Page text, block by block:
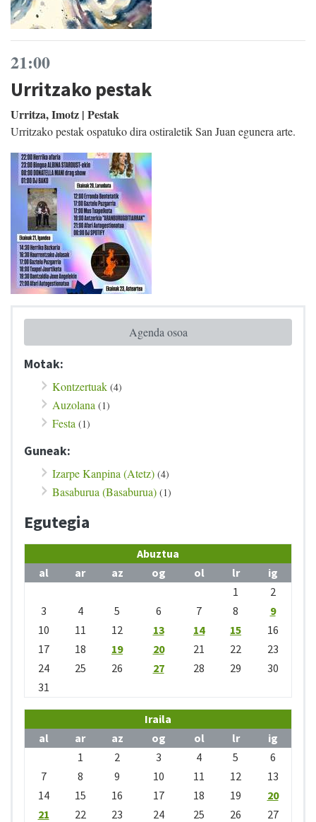
21:00
Urritzako pestak
Urritza, Imotz | Pestak
Urritzako pestak ospatuko dira ostiraletik San Juan egunera arte.
Agenda osoa
Motak:
Kontzertuak (4)
Auzolana (1)
Festa (1)
Guneak:
Izarpe Kanpina (Atetz) (4)
Basaburua (Basaburua) (1)
Egutegia
Abuztua
al
ar az og ol lr
ig
1
2
3
4 5 6 7 8
9
10
11 12 13 14 15
16
17
18 19 20 21 22
23
24
25 26 27 28 29
30
31
Iraila
al
ar az og ol lr
ig
1
2 3 4 5
6
7
8 9 10 11 12
13
14
15 16 17 18 19
20
21
22 23 24 25 26
27